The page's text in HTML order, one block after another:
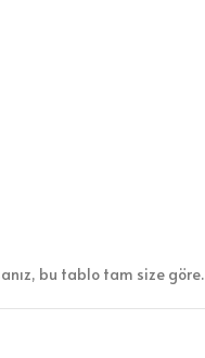
bu tablo tam size göre.